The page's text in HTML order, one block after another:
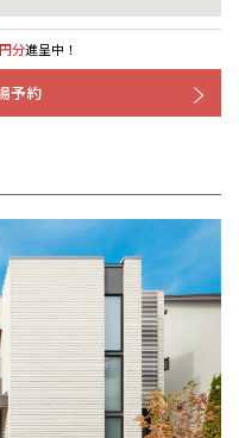
円分進呈中！
予約